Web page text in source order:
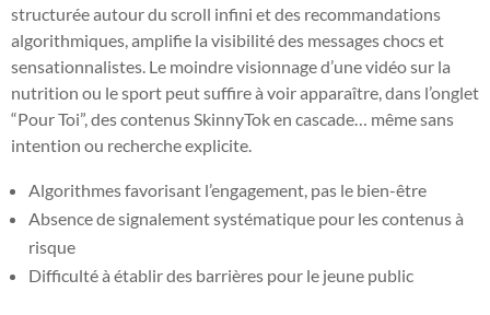
structurée autour du scroll infini et des recommandations
algorithmiques, amplifie la visibilité des messages chocs et
sensationnalistes. Le moindre visionnage d’une vidéo sur la
nutrition ou le sport peut suffire à voir apparaître, dans l’onglet
“Pour Toi”, des contenus SkinnyTok en cascade… même sans
intention ou recherche explicite.
Algorithmes favorisant l’engagement, pas le bien-être
Absence de signalement systématique pour les contenus à
risque
Difficulté à établir des barrières pour le jeune public